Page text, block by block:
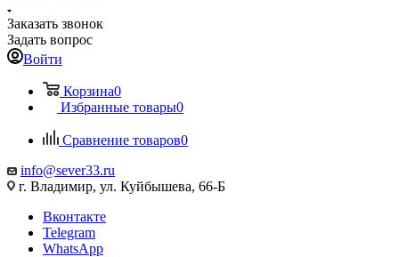
Заказать звонок
Задать вопрос
Войти
Корзина0
Избранные товары0
Сравнение товаров0
info@sever33.ru
г. Владимир, ул. Куйбышева, 66-Б
Вконтакте
Telegram
WhatsApp